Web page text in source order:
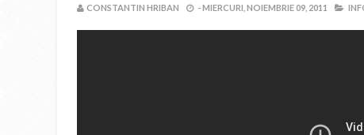
CONSTANTIN HRIBAN -MIERCURI, NOIEMBRIE 09, 2011